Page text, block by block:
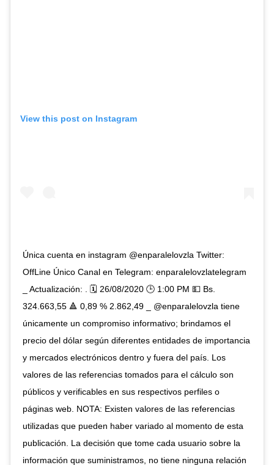
View this post on Instagram
Única cuenta en instagram @enparalelovzla Twitter:
OffLine Único Canal en Telegram: enparalelovzlatelegram
_ Actualización: . 🗓️ 26/08/2020 🕒 1:00 PM 💵 Bs.
324.663,55 🔺 0,89 % 2.862,49 _ @enparalelovzla tiene
únicamente un compromiso informativo; brindamos el
precio del dólar según diferentes entidades de importancia
y mercados electrónicos dentro y fuera del país. Los
valores de las referencias tomados para el cálculo son
públicos y verificables en sus respectivos perfiles o
páginas web. NOTA: Existen valores de las referencias
utilizadas que pueden haber variado al momento de esta
publicación. La decisión que tome cada usuario sobre la
información que suministramos, no tiene ninguna relación